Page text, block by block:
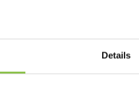
Details